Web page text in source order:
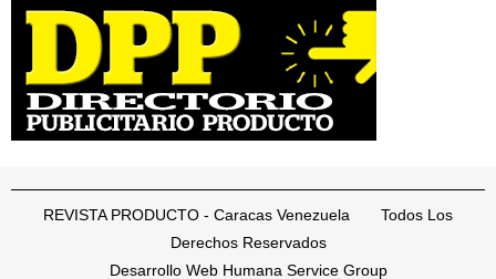
REVISTA PRODUCTO - Caracas Venezuela Todos Los
Derechos Reservados
Desarrollo Web Humana Service Group